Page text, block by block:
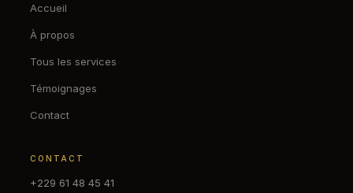
Accueil
À propos
Tous les services
Témoignages
Contact
CONTACT
+229 61 48 45 41